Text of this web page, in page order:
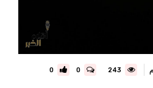
0
0